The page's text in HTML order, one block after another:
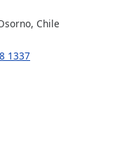
Chile
1337